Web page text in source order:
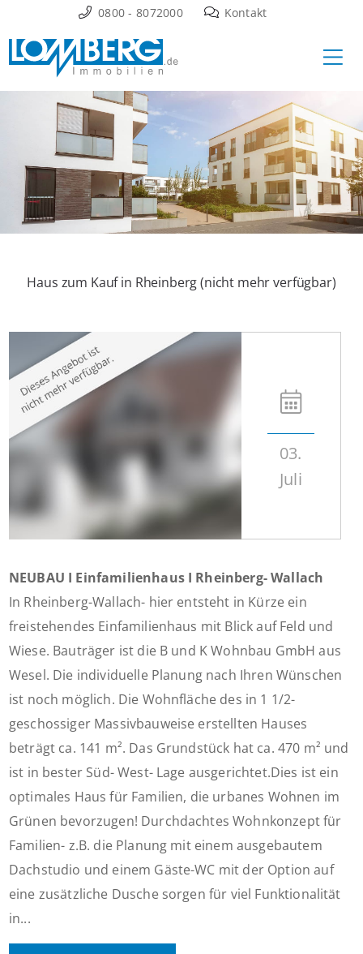
Inhalt
springen
0800 - 8072000 Kontakt
Haus zum Kauf in Rheinberg (nicht mehr verfügbar)
03.
Juli
NEUBAU I Einfamilienhaus I Rheinberg- Wallach
In Rheinberg-Wallach- hier entsteht in Kürze ein
freistehendes Einfamilienhaus mit Blick auf Feld und
Wiese. Bauträger ist die B und K Wohnbau GmbH aus
Wesel. Die individuelle Planung nach Ihren Wünschen
ist noch möglich. Die Wohnfläche des in 1 1/2-
geschossiger Massivbauweise erstellten Hauses
beträgt ca. 141 m². Das Grundstück hat ca. 470 m² und
ist in bester Süd- West- Lage ausgerichtet.Dies ist ein
optimales Haus für Familien, die urbanes Wohnen im
Grünen bevorzugen! Durchdachtes Wohnkonzept für
Familien- z.B. die Planung mit einem ausgebautem
Dachstudio und einem Gäste-WC mit der Option auf
eine zusätzliche Dusche sorgen für viel Funktionalität
in...